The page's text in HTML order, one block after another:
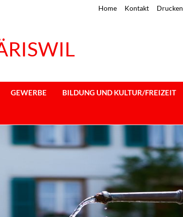
Home Kontakt Drucken
GEWERBE BILDUNG UND KULTUR/FREIZEIT